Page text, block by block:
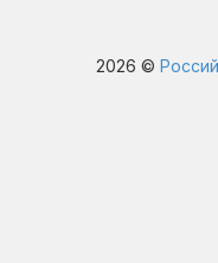
2026 ©